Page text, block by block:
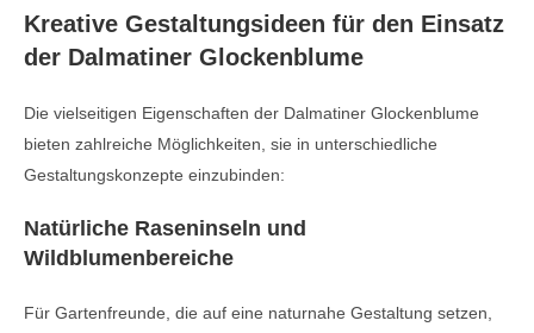
Kreative Gestaltungsideen für den Einsatz
der Dalmatiner Glockenblume
Die vielseitigen Eigenschaften der Dalmatiner Glockenblume
bieten zahlreiche Möglichkeiten, sie in unterschiedliche
Gestaltungskonzepte einzubinden:
Natürliche Raseninseln und
Wildblumenbereiche
Für Gartenfreunde, die auf eine naturnahe Gestaltung setzen,